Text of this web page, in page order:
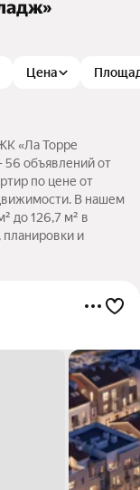
Цена
«Ла Торре
объявлений от
по цене от
В нашем
до 126,7 м² в
и